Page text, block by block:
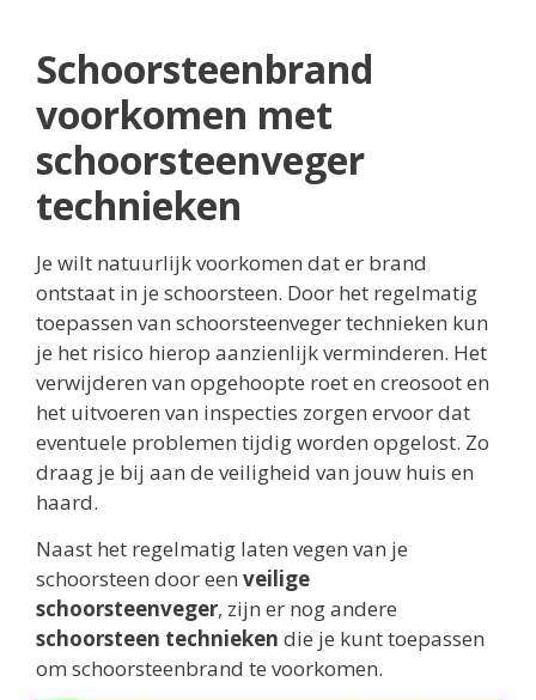
Schoorsteenbrand
voorkomen met
schoorsteenveger
technieken
Je wilt natuurlijk voorkomen dat er brand
ontstaat in je schoorsteen. Door het regelmatig
toepassen van schoorsteenveger technieken kun
je het risico hierop aanzienlijk verminderen. Het
verwijderen van opgehoopte roet en creosoot en
het uitvoeren van inspecties zorgen ervoor dat
eventuele problemen tijdig worden opgelost. Zo
draag je bij aan de veiligheid van jouw huis en
haard.
Naast het regelmatig laten vegen van je
schoorsteen door een veilige
schoorsteenveger, zijn er nog andere
schoorsteen technieken die je kunt toepassen
om schoorsteenbrand te voorkomen.